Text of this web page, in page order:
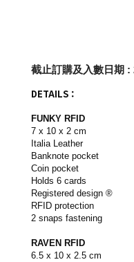
截止訂購及入數日期
DETAILS：
FUNKY RFID
7 x 10 x 2 cm
Italia Leather
Banknote pocket
Coin pocket
Holds 6 cards
Registered design ®
RFID protection
2 snaps fastening
RAVEN RFID
6.5 x 10 x 2.5 cm